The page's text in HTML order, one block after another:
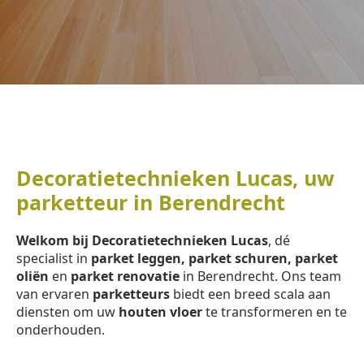
Decoratietechnieken Lucas, uw
parketteur in Berendrecht
Welkom bij Decoratietechnieken Lucas, dé
specialist in parket leggen, parket schuren, parket
oliën en parket renovatie in Berendrecht. Ons team
van ervaren parketteurs biedt een breed scala aan
diensten om uw houten vloerte transformeren en te
onderhouden.